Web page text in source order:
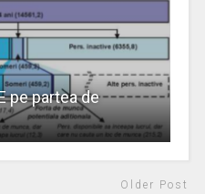
pe partea de
Older Post